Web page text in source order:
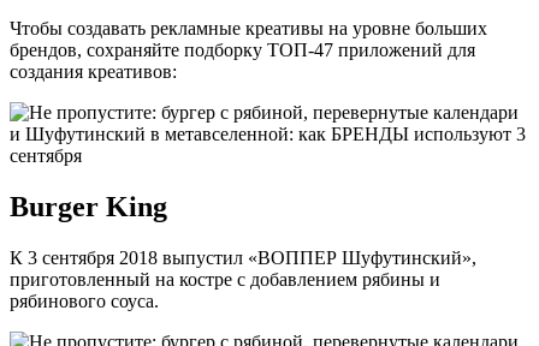
Чтобы создавать рекламные креативы на уровне больших
брендов, сохраняйте подборку ТОП-47 приложений для
создания креативов:
Burger King
К 3 сентября 2018 выпустил «ВОППЕР Шуфутинский»,
приготовленный на костре с добавлением рябины и
рябинового соуса.